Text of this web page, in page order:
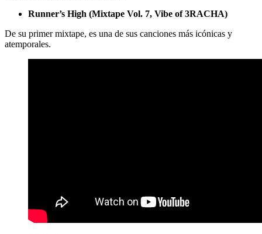
Runner’s High (Mixtape Vol. 7, Vibe of 3RACHA)
De su primer mixtape, es una de sus canciones más icónicas y
atemporales.